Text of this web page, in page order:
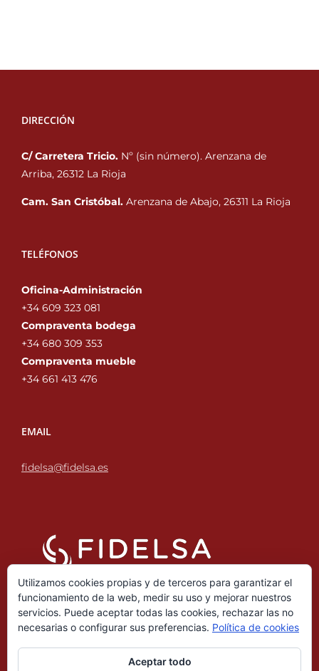
DIRECCIÓN
C/ Carretera Tricio. Nº (sin número). Arenzana de
Arriba, 26312 La Rioja
Cam. San Cristóbal. Arenzana de Abajo, 26311 La Rioja
TELÉFONOS
Oficina-Administración
+34 609 323 081
Compraventa bodega
+34 680 309 353‬
Compraventa mueble
+34 661 413 476‬
EMAIL
fidelsa@fidelsa.es
Utilizamos cookies propias y de terceros para garantizar el
funcionamiento de la web, medir su uso y mejorar nuestros
servicios. Puede aceptar todas las cookies, rechazar las no
necesarias o configurar sus preferencias. Política de cookies
Aceptar todo